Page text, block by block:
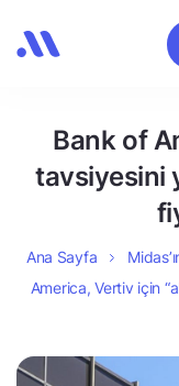
Bank of
tavsiyesini
Ana Sayfa
America, Vertiv için